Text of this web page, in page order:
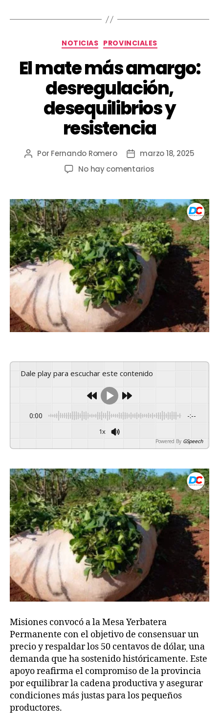
NOTICIAS PROVINCIALES
El mate más amargo:
desregulación,
desequilibrios y
resistencia
Por Fernando Romero
marzo 18, 2025
No hay comentarios
Dale play para escuchar este contenido
0:00 -:--
1x
Powered By GSpeech
Misiones convocó a la Mesa Yerbatera
Permanente con el objetivo de consensuar un
precio y respaldar los 50 centavos de dólar, una
demanda que ha sostenido históricamente. Este
apoyo reafirma el compromiso de la provincia
por equilibrar la cadena productiva y asegurar
condiciones más justas para los pequeños
productores.